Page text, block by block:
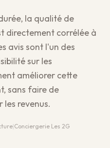
la qualité de
directement corrélée à
avis sont l'un des
sur les
améliorer cette
sans faire de
les revenus.
|Conciergerie Les 2G